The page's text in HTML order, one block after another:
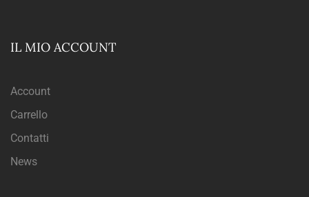
IL MIO ACCOUNT
Account
Carrello
Contatti
News